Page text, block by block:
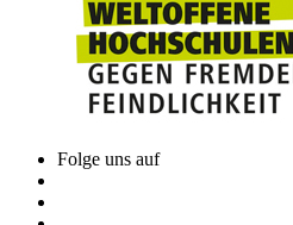
Folge uns auf